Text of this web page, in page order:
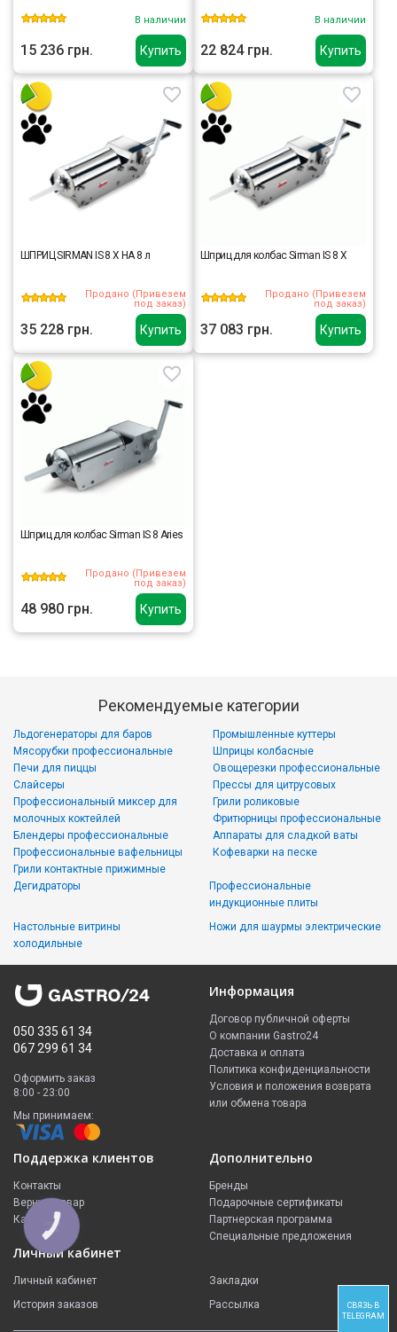
Купить
В наличии
15 236 грн. Купить
В наличии
22 824 грн.
Купить
ШПРИЦ SIRMAN IS 8 X НА 8 л
Продано (Привезем
под заказ)
35 228 грн. Купить
Шприц для колбас Sirman IS 8 X
Продано (Привезем
под заказ)
37 083 грн.
Купить
Шприц для колбас Sirman IS 8 Aries
Продано (Привезем
под заказ)
48 980 грн.
Рекомендуемые категории
Льдогенераторы для баров
Мясорубки профессиональные
Печи для пиццы
Слайсеры
Промышленные куттеры
Шприцы колбасные
Овощерезки профессиональные
Прессы для цитрусовых
Профессиональный миксер для
молочных коктейлей
Блендеры профессиональные
Профессиональные вафельницы
Грили контактные прижимные
Грили роликовые
Фритюрницы профессиональные
Аппараты для сладкой ваты
Кофеварки на песке
Дегидраторы
Настольные витрины
холодильные
Профессиональные
индукционные плиты
Ножи для шаурмы электрические
050 335 61 34
067 299 61 34
Оформить заказ
8:00 - 23:00
Мы принимаем:
Информация
Договор публичной оферты
О компании Gastro24
Доставка и оплата
Политика конфиденциальности
Условия и положения возврата
или обмена товара
Поддержка клиентов
Контакты
Вернуть товар
Карта сайта
Дополнительно
Бренды
Подарочные сертификаты
Партнерская программа
Специальные предложения
Личный кабинет
Личный кабинет
История заказов
Закладки
Рассылка
СВЯЗЬ В
TELEGRAM
КНОПКА
ЗВ'ЯЗКУ